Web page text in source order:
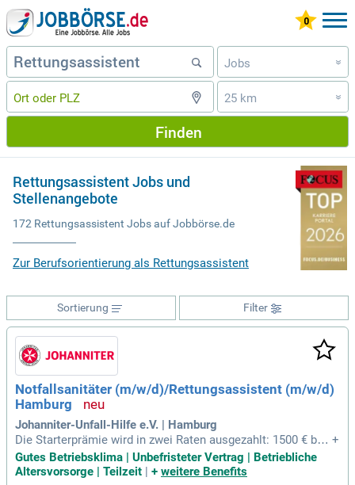
Jobs »
25 km »
Finden
Rettungsassistent Jobs und
Stellenangebote
172 Rettungsassistent Jobs auf Jobbörse.de
Zur Berufsorientierung als Rettungsassistent
Filter
Sortierung
Notfallsanitäter (m/w/d)/Rettungsassistent (m/w/d)
Hamburg
Johanniter-Unfall-Hilfe e.V. | Hamburg
Die Starterprämie wird in zwei Raten ausgezahlt: 1500 € brut
to nach 6 Monaten und weitere 1500 € brutto nach 12 Mona
ten. Voraussetzung ist eine Anstellung mit mindestens 30
+
Gutes Betriebsklima | Unbefristeter Vertrag | Betriebliche
Altersvorsorge | Teilzeit
+ weitere Benefits